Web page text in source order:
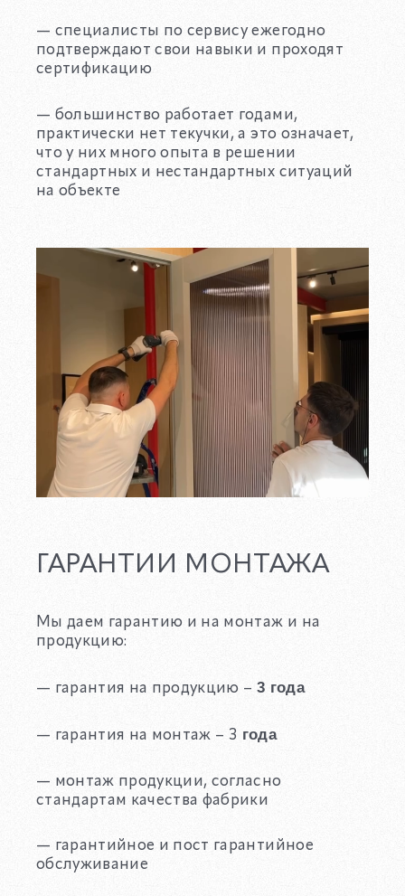
— специалисты по сервису ежегодно
подтверждают свои навыки и проходят
сертификацию
— большинство работает годами,
практически нет текучки, а это означает,
что у них много опыта в решении
стандартных и нестандартных ситуаций
на объекте
ГАРАНТИИ МОНТАЖА
Мы даем гарантию и на монтаж и на
продукцию:
— гарантия на продукцию – 3 года
— гарантия на монтаж – 3 года
— монтаж продукции, согласно
стандартам качества фабрики
— гарантийное и пост гарантийное
обслуживание